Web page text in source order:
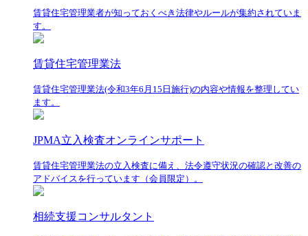
賃貸住宅管理業者が知っておくべき法律やルールが集約されていま
す。
賃貸住宅管理業法
賃貸住宅管理業法(令和3年6月15日施行)の内容や情報を整理してい
ます。
JPMA立入検査オンラインサポート
賃貸住宅管理業法の立入検査に備え、法令遵守状況の確認と改善の
アドバイスを行っています（会員限定）。
相続支援コンサルタント